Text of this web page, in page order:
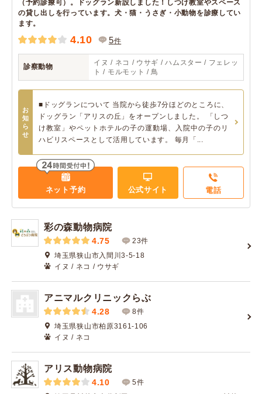
（予約診療可）。ドッグラン新設しました！しつけ教室やスペース
の貸し出しを行っています。犬・猫・うさぎ・小動物を診療してい
ます。
4.10 5件
診察動物
イヌ / ネコ / ウサギ / ハムスター / フェレッ
ト / モルモット / 鳥
お
知
ら
せ
■ドッグランについて 当院から徒歩7分ほどのところに、
ドッグラン「アリスの丘」をオープンしました。 「しつ
け教室」やペットホテルの子の運動場、入院中の子のリ
ハビリスペースとして活用しています。 毎月「...
ネット予約 公式サイト 電話
彩の森動物病院
4.75
23件
埼玉県狭山市入間川3-5-18
イヌ / ネコ / ウサギ
アニマルクリニックらぶ
4.28
8件
埼玉県狭山市柏原3161-106
イヌ / ネコ
アリス動物病院
4.10
5件